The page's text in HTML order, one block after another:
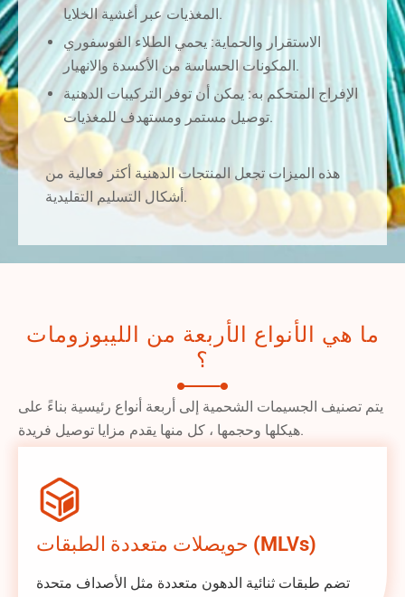
المغذيات عبر أغشية الخلايا.
الاستقرار والحماية: يحمي الطلاء الفوسفوري
المكونات الحساسة من الأكسدة والانهيار.
الإفراج المتحكم به: يمكن أن توفر التركيبات الدهنية
توصيل مستمر ومستهدف للمغذيات.
هذه الميزات تجعل المنتجات الدهنية أكثر فعالية من
أشكال التسليم التقليدية.
ما هي الأنواع الأربعة من الليبوزومات
؟
يتم تصنيف الجسيمات الشحمية إلى أربعة أنواع رئيسية بناءً على
هيكلها وحجمها ، كل منها يقدم مزايا توصيل فريدة.

حويصلات متعددة الطبقات (MLVs)
تضم طبقات ثنائية الدهون متعددة مثل الأصداف متحدة